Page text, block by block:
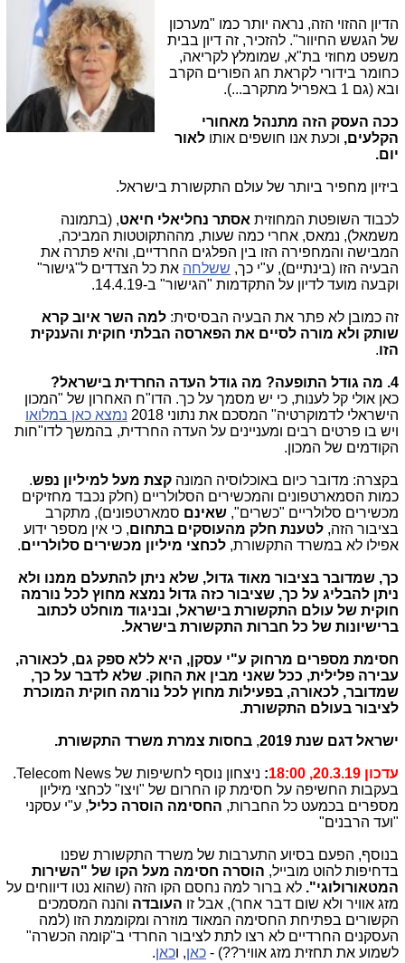
הדיון ההזוי הזה, נראה יותר כמו "מערכון
של הגשש החיוור". להזכיר, זה דיון בבית
משפט מחוזי בת"א, שמומלץ לקריאה,
כחומר בידורי לקראת חג הפורים הקרב
ובא (גם 1 באפריל מתקרב...).
ככה העסק הזה מתנהל מאחורי
הקלעים, וכעת אנו חושפים אותו לאור
יום.
ביזיון מחפיר ביותר של עולם התקשורת בישראל.
לכבוד השופטת המחוזית אסתר נחליאלי חיאט, (בתמונה
משמאל), נמאס, אחרי כמה שעות, מההתקוטטות המביכה,
המבישה והמחפירה הזו בין הפלגים החרדיים, והיא פתרה את
הבעיה הזו (בינתיים), ע"י כך, ששלחה את כל הצדדים ל"גישור"
וקבעה מועד לדיון על התקדמות "הגישור" ב-14.4.19.
זה כמובן לא פתר את הבעיה הבסיסית: למה השר איוב קרא
שותק ולא מורה לסיים את הפארסה הבלתי חוקית והענקית
הזו.
4. מה גודל התופעה? מה גודל העדה החרדית בישראל?
כאן אולי קל לענות, כי יש מסמך על כך. הדו"ח האחרון של "המכון
הישראלי לדמוקרטיה" המסכם את נתוני 2018
נמצא כאן במלואו
ויש בו פרטים רבים ומעניינים על העדה החרדית, בהמשך לדו"חות
הקודמים של המכון.
בקצרה: מדובר כיום באוכלוסיה המונה קצת מעל למיליון נפש.
כמות הסמארטפונים והמכשירים הסלולריים (חלק נכבד מחזיקים
מכשירים סלולריים "כשרים", שאינם סמארטפונים), מתקרב
בציבור הזה, לטענת חלק מהעוסקים בתחום, כי אין מספר ידוע
אפילו לא במשרד התקשורת, לכחצי מיליון מכשירים סלולריים.
כך, שמדובר בציבור מאוד גדול, שלא ניתן להתעלם ממנו ולא
ניתן להבליג על כך, שציבור כזה גדול נמצא מחוץ לכל נורמה
חוקית של עולם התקשורת בישראל, ובניגוד מוחלט לכתוב
ברישיונות של כל חברות התקשורת בישראל.
חסימת מספרים מרחוק ע"י עסקן, היא ללא ספק גם, לכאורה,
עבירה פלילית, ככל שאני מבין את החוק. שלא לדבר על כך,
שמדובר, לכאורה, בפעילות מחוץ לכל נורמה חוקית המוכרת
לציבור בעולם התקשורת.
ישראל דגם שנת 2019 , בחסות צמרת משרד התקשורת.
עדכון 20.3.19, 18:00 :
ניצחון נוסף לחשיפות של Telecom News.
בעקבות החשיפה על חסימת קו החרום של "ויצו" לכחצי מיליון
מספרים בכמעט כל החברות, החסימה הוסרה כליל, ע"י עסקני
"ועד הרבנים"
בנוסף, הפעם בסיוע התערבות של משרד התקשורת שפנו
בדחיפות להוט מובייל, הוסרה חסימה מעל הקו של "השירות
המטאורולוגי". לא ברור למה נחסם הקו הזה (שהוא נטו דיווחים על
מזג אוויר ולא שום דבר אחר), אבל זו העובדה והנה המסמכים
הקשורים בפתיחת החסימה המאוד מוזרה ומקוממת הזו (למה
העסקנים החרדיים לא רצו לתת לציבור החרדי ב"קומה הכשרה"
לשמוע את תחזית מזג אוויר??) - כאן, וכאן.